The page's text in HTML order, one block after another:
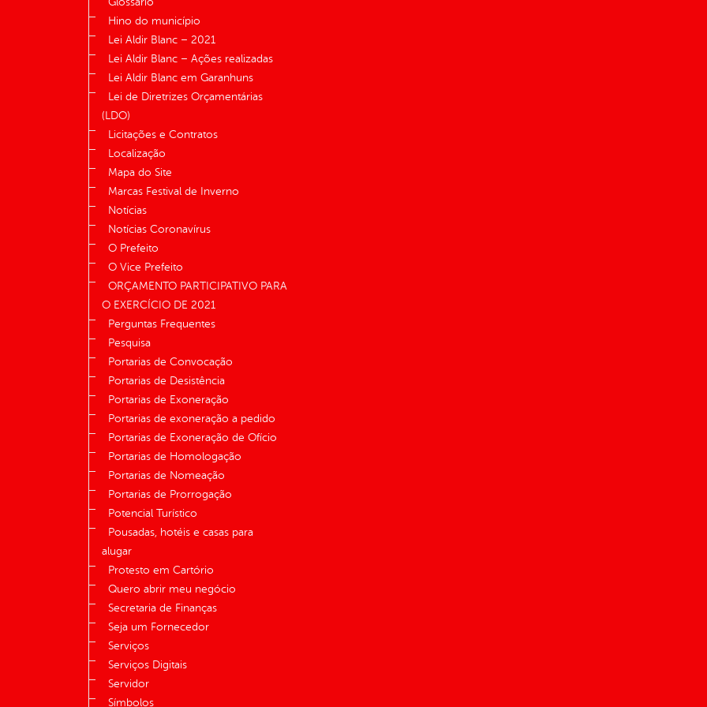
Hino do município
Lei Aldir Blanc – 2021
Lei Aldir Blanc – Ações realizadas
Lei Aldir Blanc em Garanhuns
Lei de Diretrizes Orçamentárias
(LDO)
Licitações e Contratos
Localização
Mapa do Site
Marcas Festival de Inverno
Notícias
Notícias Coronavírus
O Prefeito
O Vice Prefeito
ORÇAMENTO PARTICIPATIVO PARA
O EXERCÍCIO DE 2021
Perguntas Frequentes
Pesquisa
Portarias de Convocação
Portarias de Desistência
Portarias de Exoneração
Portarias de exoneração a pedido
Portarias de Exoneração de Ofício
Portarias de Homologação
Portarias de Nomeação
Portarias de Prorrogação
Potencial Turístico
Pousadas, hotéis e casas para
alugar
Protesto em Cartório
Quero abrir meu negócio
Secretaria de Finanças
Seja um Fornecedor
Serviços
Serviços Digitais
Servidor
Símbolos